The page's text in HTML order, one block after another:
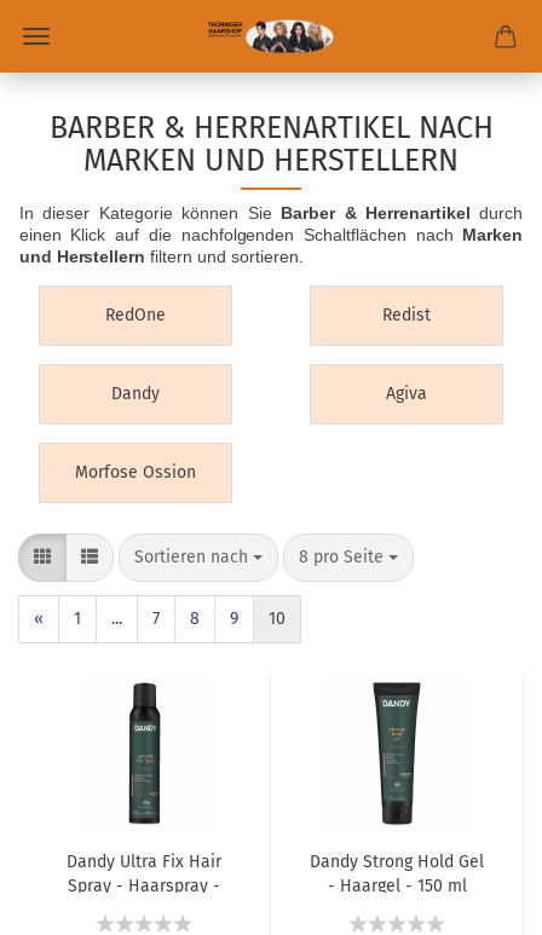
BARBER & HERRENARTIKEL NACH
MARKEN UND HERSTELLERN
In dieser Kategorie können Sie Barber & Herrenartikel durch
einen Klick auf die nachfolgenden Schaltflächen nach Marken
und Herstellern filtern und sortieren.
RedOne Redist
Dandy Agiva
Morfose Ossion
Sortieren nach 8 pro Seite
« 1 ... 7 8 9 10
Dandy Ultra Fix Hair
Spray - Haarspray -
Dandy Strong Hold Gel
- Haargel - 150 ml